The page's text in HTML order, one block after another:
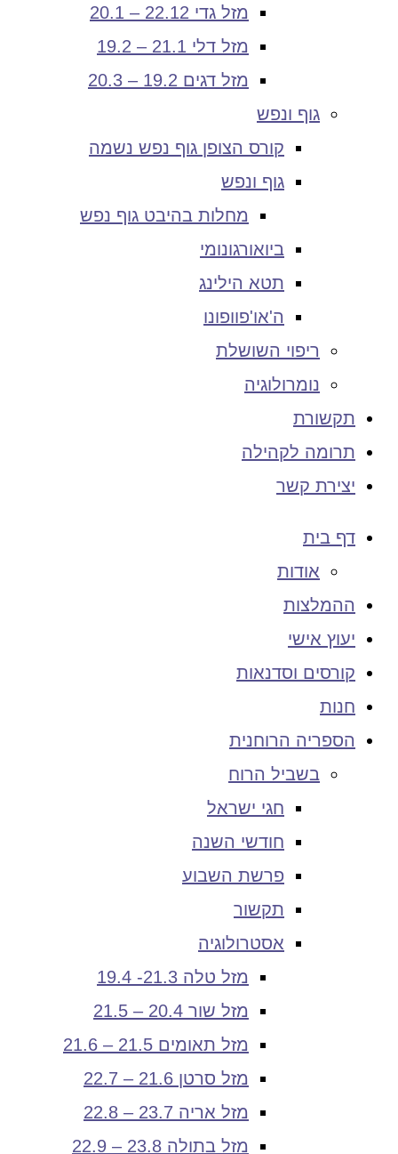
מזל גדי 22.12 – 20.1
מזל דלי 21.1 – 19.2
מזל דגים 19.2 – 20.3
גוף ונפש
קורס הצופן גוף נפש נשמה
גוף ונפש
מחלות בהיבט גוף נפש
ביואורגונומי
תטא הילינג
ה'או'פוופונו
ריפוי השושלת
נומרולוגיה
תקשורת
תרומה לקהילה
יצירת קשר
דף בית
אודות
ההמלצות
יעוץ אישי
קורסים וסדנאות
חנות
הספריה הרוחנית
בשביל הרוח
חגי ישראל
חודשי השנה
פרשת השבוע
תקשור
אסטרולוגיה
מזל טלה 21.3- 19.4
מזל שור 20.4 – 21.5
מזל תאומים 21.5 – 21.6
מזל סרטן 21.6 – 22.7
מזל אריה 23.7 – 22.8
מזל בתולה 23.8 – 22.9